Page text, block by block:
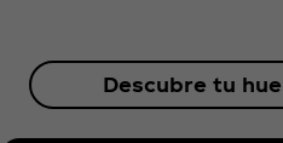
Descubre tu